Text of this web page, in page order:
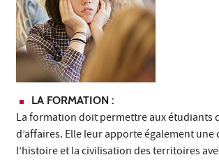
LA FORMATION :
La formation doit permettre aux étudiants
d’affaires. Elle leur apporte également
l’histoire et la civilisation des territoires